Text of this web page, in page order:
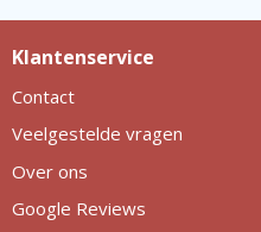
Klantenservice
Contact
Veelgestelde vragen
Over ons
Google Reviews